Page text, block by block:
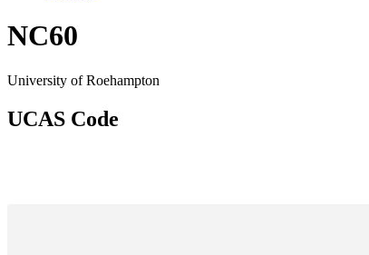
NC60
University of Roehampton
UCAS Code